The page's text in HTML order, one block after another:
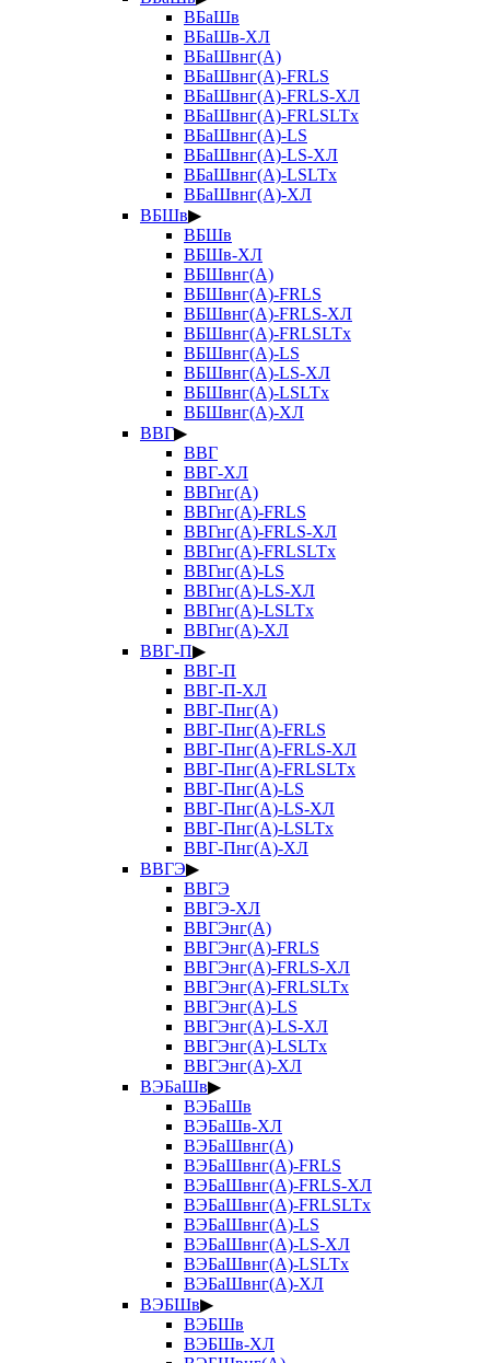
ВБаШв
ВБаШв-ХЛ
ВБаШвнг(А)
ВБаШвнг(А)-FRLS
ВБаШвнг(А)-FRLS-ХЛ
ВБаШвнг(А)-FRLSLTx
ВБаШвнг(А)-LS
ВБаШвнг(А)-LS-ХЛ
ВБаШвнг(А)-LSLTx
ВБаШвнг(А)-ХЛ
ВБШв▶
ВБШв
ВБШв-ХЛ
ВБШвнг(А)
ВБШвнг(А)-FRLS
ВБШвнг(А)-FRLS-ХЛ
ВБШвнг(А)-FRLSLTx
ВБШвнг(А)-LS
ВБШвнг(А)-LS-ХЛ
ВБШвнг(А)-LSLTx
ВБШвнг(А)-ХЛ
ВВГ▶
ВВГ
ВВГ-ХЛ
ВВГнг(А)
ВВГнг(А)-FRLS
ВВГнг(А)-FRLS-ХЛ
ВВГнг(А)-FRLSLTx
ВВГнг(А)-LS
ВВГнг(А)-LS-ХЛ
ВВГнг(А)-LSLTx
ВВГнг(А)-ХЛ
ВВГ-П▶
ВВГ-П
ВВГ-П-ХЛ
ВВГ-Пнг(А)
ВВГ-Пнг(А)-FRLS
ВВГ-Пнг(А)-FRLS-ХЛ
ВВГ-Пнг(А)-FRLSLTx
ВВГ-Пнг(А)-LS
ВВГ-Пнг(А)-LS-ХЛ
ВВГ-Пнг(А)-LSLTx
ВВГ-Пнг(А)-ХЛ
ВВГЭ▶
ВВГЭ
ВВГЭ-ХЛ
ВВГЭнг(А)
ВВГЭнг(А)-FRLS
ВВГЭнг(А)-FRLS-ХЛ
ВВГЭнг(А)-FRLSLTx
ВВГЭнг(А)-LS
ВВГЭнг(А)-LS-ХЛ
ВВГЭнг(А)-LSLTx
ВВГЭнг(А)-ХЛ
ВЭБаШв▶
ВЭБаШв
ВЭБаШв-ХЛ
ВЭБаШвнг(А)
ВЭБаШвнг(А)-FRLS
ВЭБаШвнг(А)-FRLS-ХЛ
ВЭБаШвнг(А)-FRLSLTx
ВЭБаШвнг(А)-LS
ВЭБаШвнг(А)-LS-ХЛ
ВЭБаШвнг(А)-LSLTx
ВЭБаШвнг(А)-ХЛ
ВЭБШв▶
ВЭБШв
ВЭБШв-ХЛ